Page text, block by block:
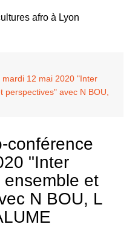
12 mai 2020 "Inter
perspectives" avec N BOU,
conférence
"Inter
ensemble et
N BOU, L